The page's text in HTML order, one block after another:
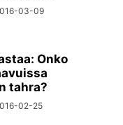
03-09
Onko
tahra?
02-25